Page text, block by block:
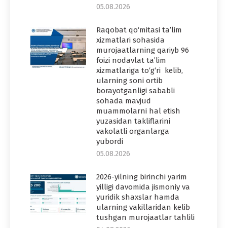
05.08.2026
Raqobat qo‘mitasi ta’lim
xizmatlari sohasida
murojaatlarning qariyb 96
foizi nodavlat ta’lim
xizmatlariga to‘g‘ri kelib,
ularning soni ortib
borayotganligi sababli
sohada mavjud
muammolarni hal etish
yuzasidan takliflarini
vakolatli organlarga
yubordi
05.08.2026
2026-yilning birinchi yarim
yilligi davomida jismoniy va
yuridik shaxslar hamda
ularning vakillaridan kelib
tushgan murojaatlar tahlili